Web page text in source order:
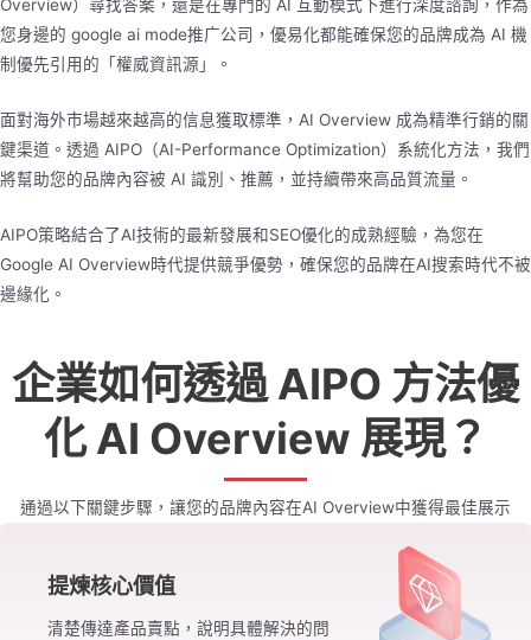
Overview）尋找答案，還是在專門的 AI 互動模式下進行深度諮詢，作為
您身邊的 google ai mode推广公司，優易化都能確保您的品牌成為 AI 機
制優先引用的「權威資訊源」。
面對海外市場越來越高的信息獲取標準，AI Overview 成為精準行銷的關
鍵渠道。透過 AIPO（AI-Performance Optimization）系統化方法，我們
將幫助您的品牌內容被 AI 識別、推薦，並持續帶來高品質流量。
AIPO策略結合了AI技術的最新發展和SEO優化的成熟經驗，為您在
Google AI Overview時代提供競爭優勢，確保您的品牌在AI搜索時代不被
邊緣化。
企業如何透過 AIPO 方法優
化 AI Overview 展現？
通過以下關鍵步驟，讓您的品牌內容在AI Overview中獲得最佳展示
提煉核心價值
清楚傳達產品賣點，說明具體解決的問